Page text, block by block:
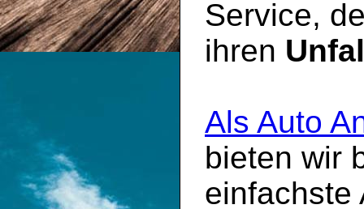
Service,
ihren
Als Auto
bieten wir